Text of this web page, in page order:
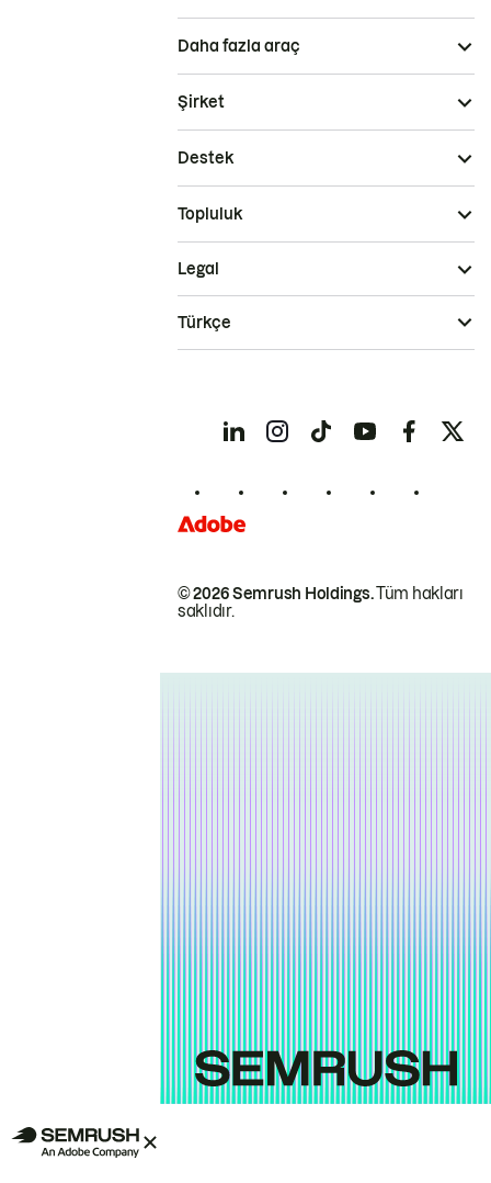
Daha fazla araç
Şirket
Destek
Topluluk
© 2026 Semrush Holdings.Tüm hakları
saklıdır.
Legal
Türkçe